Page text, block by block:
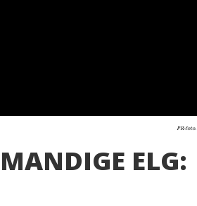
PR-foto.
ELG: